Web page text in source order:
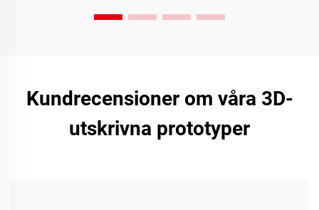
Kundrecensioner om våra 3D-
utskrivna prototyper